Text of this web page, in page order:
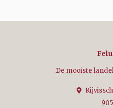
De mooiste